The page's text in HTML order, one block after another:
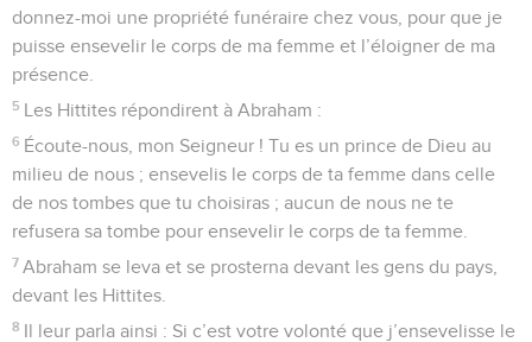
donnez-moi une propriété funéraire chez vous, pour que je
puisse ensevelir le corps de ma femme et l’éloigner de ma
présence.
5 Les Hittites répondirent à Abraham :
6 Écoute-nous, mon Seigneur ! Tu es un prince de Dieu au
milieu de nous ; ensevelis le corps de ta femme dans celle
de nos tombes que tu choisiras ; aucun de nous ne te
refusera sa tombe pour ensevelir le corps de ta femme.
7 Abraham se leva et se prosterna devant les gens du pays,
devant les Hittites.
8 Il leur parla ainsi : Si c’est votre volonté que j’ensevelisse le